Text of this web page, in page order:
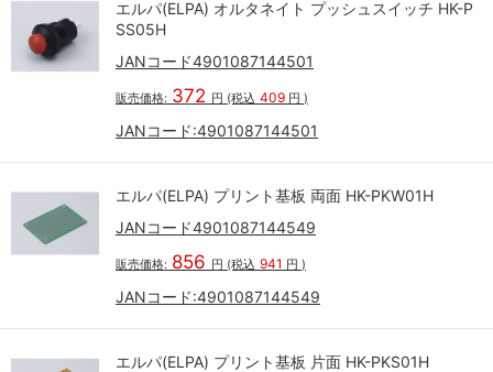
エルパ(ELPA) オルタネイト プッシュスイッチ HK-P
SS05H
JANコード4901087144501
販売価格: 372 円 (税込 409 円 )
JANコード:4901087144501
エルパ(ELPA) プリント基板 両面 HK-PKW01H
JANコード4901087144549
販売価格: 856 円 (税込 941 円 )
JANコード:4901087144549
エルパ(ELPA) プリント基板 片面 HK-PKS01H